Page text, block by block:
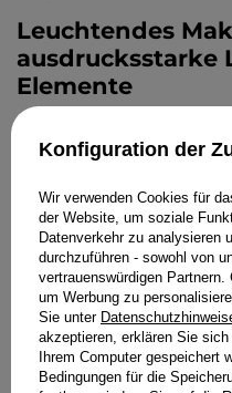
Leuchtendes
ausdrucksstarke
Elemente
auf Wangenknochen,
inneren Augenwinkeln.
klassisches Rot, Fuchsia
Kontrast zu Schwarz und
Leicht wirkende
romantische
Wähle eine Frisur, die
romantische Wellen,
herausgelassenen
Konfiguration der
Wir verwenden Cookies für
der Website, um soziale
Datenverkehr zu analysieren
durchzuführen - sowohl von
vertrauenswürdigen Partnern.
um Werbung zu
Sie unter
akzeptieren, erklären Sie
Ihrem Computer gespeichert
Bedingungen für die